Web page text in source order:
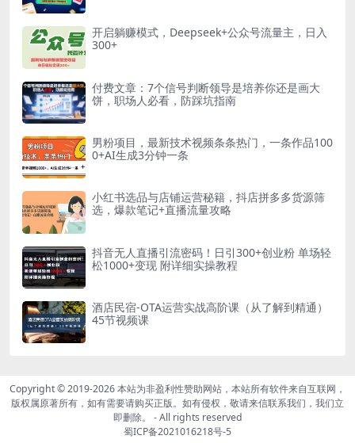
开启躺赚模式，Deepseek+公众号流量主，日入
300+
付费文章：7个信号判断领导是培养你还是画大
饼，职场人必看，防踩坑指南
男粉项目，最新技术视频条条热门，一条作品100
0+AI生成3分钟一条
小红书选品与店铺运营秘籍，抖店拼多多货源筛
选，爆款笔记+直播流量攻略
抖音无人直播引流密码！日引300+创业粉 单场轻
松1000+变现 附详细实操教程
酒店民宿-OTA运营实战高阶课（从了解到精通）
45节视频课
Copyright © 2019-2026本站为非盈利性赞助网站，本站所有软件来自互联网，
版权属原著所有，如有需要请购买正版。如有侵权，敬请来信联系我们，我们立
即删除。
- All rights reserved
蜀ICP备2021016218号-5